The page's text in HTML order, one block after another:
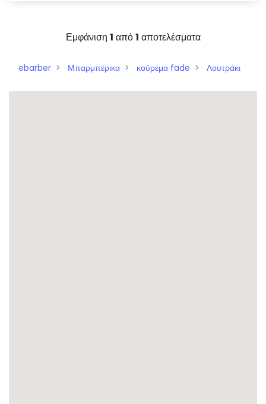
Εμφάνιση 1 από1 αποτελέσματα
ebarber Μπαρμπέρικα κούρεμα fade Λουτράκι